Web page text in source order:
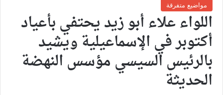
مواضيع متفرقة
اللواء علاء أبو زيد يحتفي بأعياد
أكتوبر في الإسماعيلية ويشيد
بالرئيس السيسي مؤسس النهضة
الحديثة